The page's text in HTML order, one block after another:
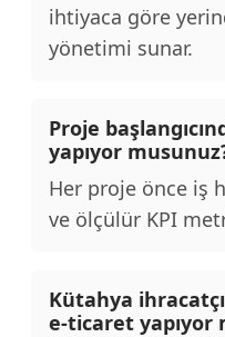
ihtiyaca göre
yönetimi sunar.
Proje
yapıyor
Her proje önce iş
ve ölçülür KPI
Kütahya
e-ticaret yapıyor